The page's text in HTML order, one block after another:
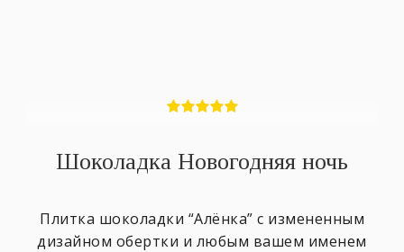
Шоколадка Новогодняя ночь
Плитка шоколадки “Алёнка” с измененным
дизайном обертки и любым вашем именем